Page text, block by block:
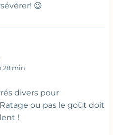
😉
28 min
divers pour
ou pas le goût doit
!